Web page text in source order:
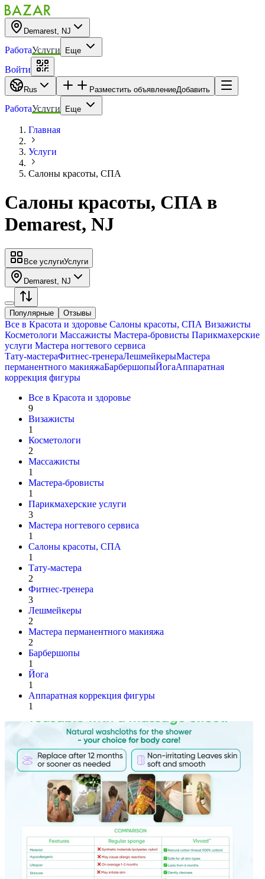
Demarest, NJ
РаботаУслуги Еще
Войти
Rus Разместить объявлениеДобавить
РаботаУслуги Еще
Главная
Услуги
Салоны красоты, СПА
Салоны красоты, СПА в
Demarest, NJ
Все услугиУслуги
Demarest, NJ
Популярные Отзывы
Все в Красота и здоровье Салоны красоты, СПА Визажисты
Косметологи Массажисты Мастера-бровисты Парикмахерские
услуги Мастера ногтевого сервиса
Тату-мастераФитнес-тренераЛешмейкерыМастера
перманентного макияжаБарбершопыЙогаАппаратная
коррекция фигуры
Все в Красота и здоровье
9
Визажисты
1
Косметологи
2
Массажисты
1
Мастера-бровисты
1
Парикмахерские услуги
3
Мастера ногтевого сервиса
1
Салоны красоты, СПА
1
Тату-мастера
2
Фитнес-тренера
3
Лешмейкеры
2
Мастера перманентного макияжа
2
Барбершопы
1
Йога
1
Аппаратная коррекция фигуры
1